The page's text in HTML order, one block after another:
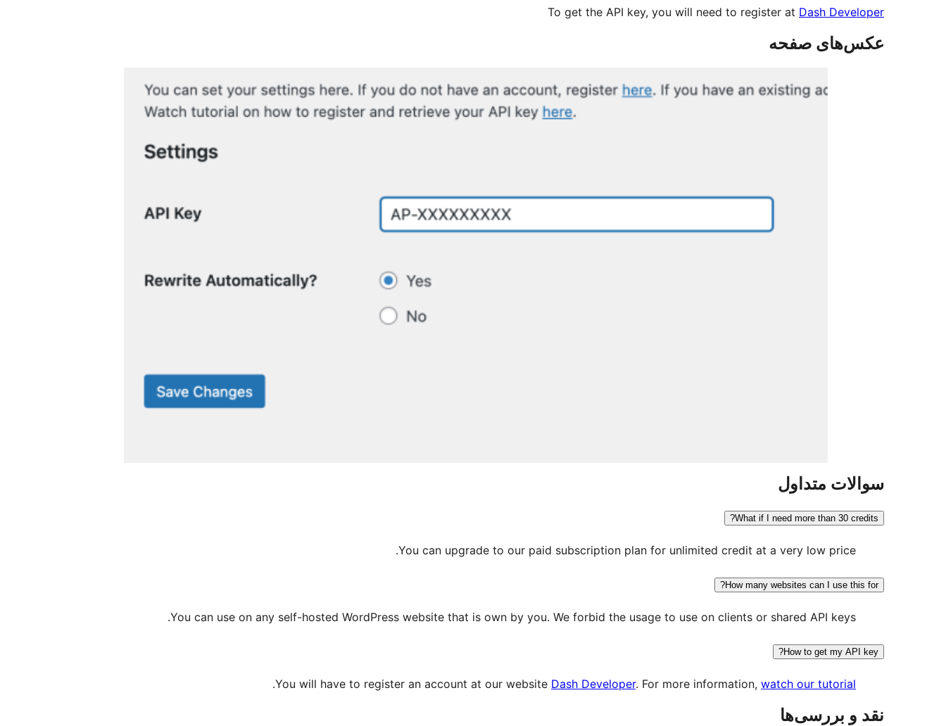
To get the API key, you will need to register at Dash Developer
عکس‌های صفحه
سوالات متداول
What if I need more than 30 credits?
You can upgrade to our paid subscription plan for unlimited credit at a very low price.
How many websites can I use this for?
You can use on any self-hosted WordPress website that is own by you. We forbid the usage to use on clients or shared API keys.
How to get my API key?
You will have to register an account at our website Dash Developer. For more information, watch our tutorial
.
نقد و بررسی‌ها